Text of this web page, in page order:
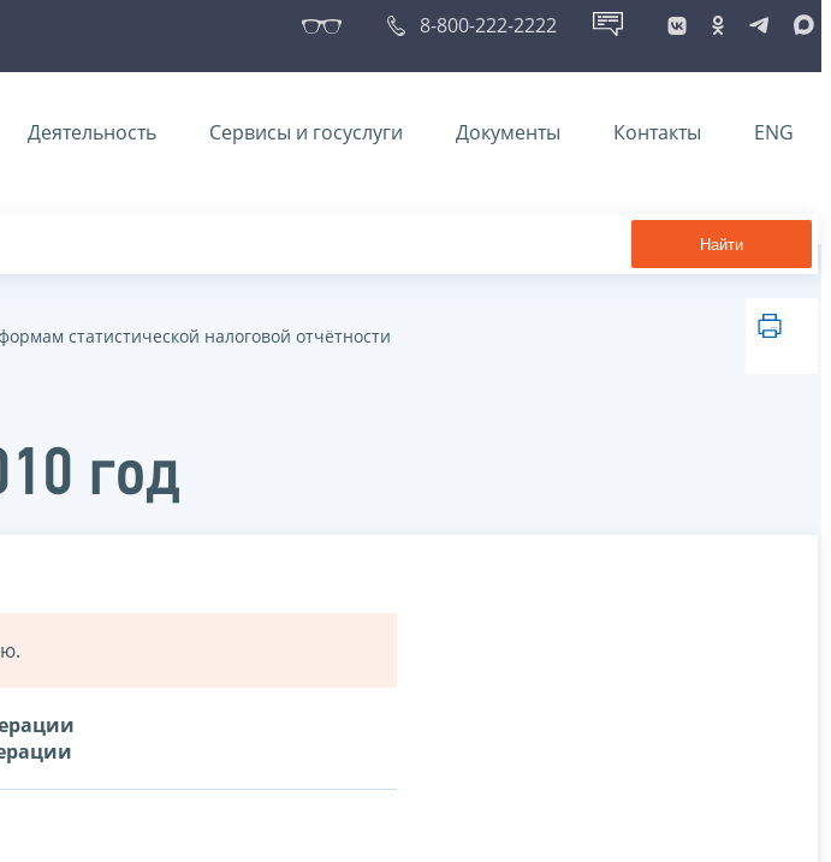
8-800-222-2222
Деятельность Сервисы и госуслуги Документы Контакты ENG
Найти
статистической налоговой отчётности
год